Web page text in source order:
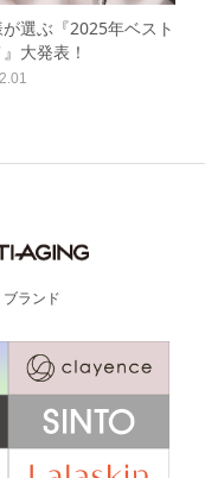
選ぶ『2025年ベスト
大発表！
ランド